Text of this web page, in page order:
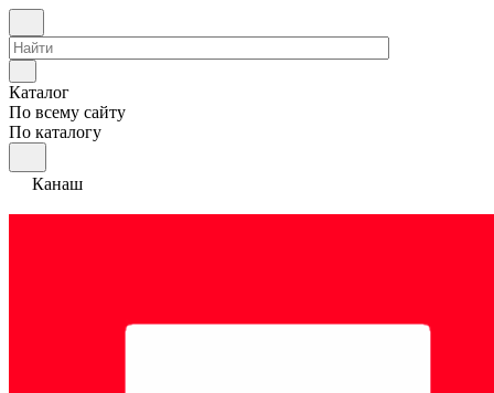
Каталог
По всему сайту
По каталогу
Канаш